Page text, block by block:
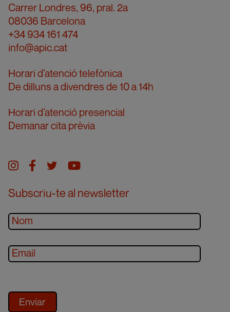
Carrer Londres, 96, pral. 2a
08036 Barcelona
+34 934 161 474
info@apic.cat
Horari d’atenció telefònica
De dilluns a divendres de 10 a 14h
Horari d’atenció presencial
Demanar cita prèvia
Instagram
facebook
twitteryoutube
Subscriu-te al newsletter